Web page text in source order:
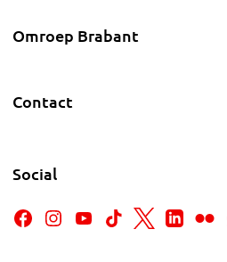
Omroep Brabant
Contact
Social